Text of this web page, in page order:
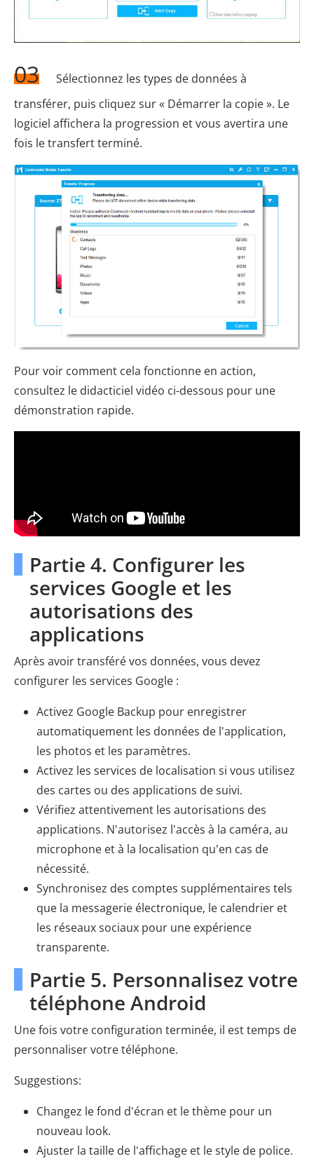
03
Sélectionnez les types de données à
transférer, puis cliquez sur « Démarrer la copie ». Le
logiciel affichera la progression et vous avertira une
fois le transfert terminé.
Pour voir comment cela fonctionne en action,
consultez le didacticiel vidéo ci-dessous pour une
démonstration rapide.
Partie 4. Configurer les
services Google et les
autorisations des
applications
Après avoir transféré vos données, vous devez
configurer les services Google :
Activez Google Backup pour enregistrer
automatiquement les données de l'application,
les photos et les paramètres.
Activez les services de localisation si vous utilisez
des cartes ou des applications de suivi.
Vérifiez attentivement les autorisations des
applications. N'autorisez l'accès à la caméra, au
microphone et à la localisation qu'en cas de
nécessité.
Synchronisez des comptes supplémentaires tels
que la messagerie électronique, le calendrier et
les réseaux sociaux pour une expérience
transparente.
Partie 5. Personnalisez votre
téléphone Android
Une fois votre configuration terminée, il est temps de
personnaliser votre téléphone.
Suggestions:
Changez le fond d'écran et le thème pour un
nouveau look.
Ajuster la taille de l'affichage et le style de police.